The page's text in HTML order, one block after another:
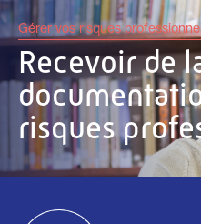
Gérer vos risques
Recevoir de
risques